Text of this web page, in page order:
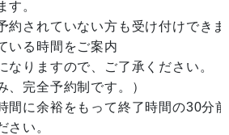
。
されていない方も受け付けできま
いる時間をご案内
ますので、ご了承ください。
、完全予約制です。）
間に余裕をもって終了時間の30分
さい。